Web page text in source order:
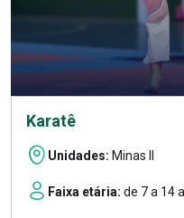
Karatê
Unidades: Minas II
Faixa etária: de 7 a 14